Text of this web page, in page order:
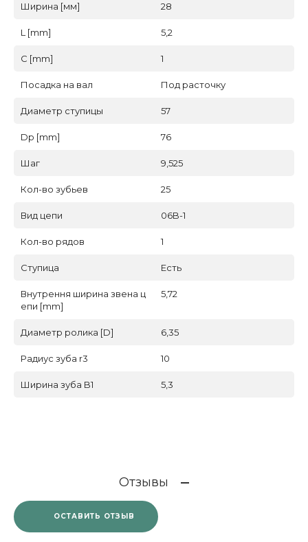
Ширина [мм] 28
L [mm] 5,2
C [mm] 1
Посадка на вал Под расточку
Диаметр ступицы 57
Dp [mm] 76
Шаг 9,525
Кол-во зубьев 25
Вид цепи 06B-1
Кол-во рядов 1
Ступица Есть
Внутрення ширина звена ц
епи [mm]
5,72
Диаметр ролика [D] 6,35
Радиус зуба r3 10
Ширина зуба B1 5,3
Отзывы
ОСТАВИТЬ ОТЗЫВ